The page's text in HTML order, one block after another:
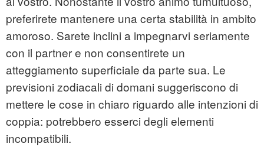
preferirete mantenere una certa stabilità in ambito
amoroso. Sarete inclini a impegnarvi seriamente
con il partner e non consentirete un
atteggiamento superficiale da parte sua. Le
previsioni zodiacali di domani suggeriscono di
mettere le cose in chiaro riguardo alle intenzioni di
coppia: potrebbero esserci degli elementi
incompatibili.